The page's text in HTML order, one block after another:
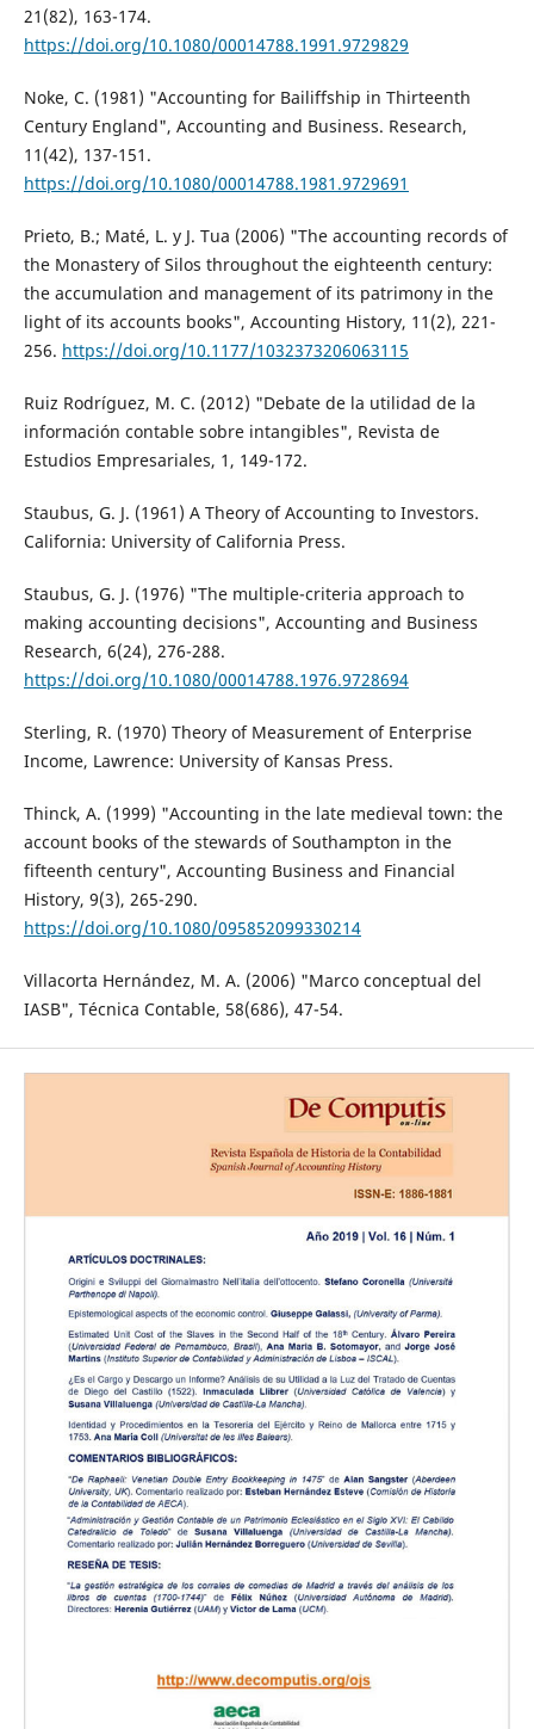
21(82), 163-174.
https://doi.org/10.1080/00014788.1991.9729829
Noke, C. (1981) "Accounting for Bailiffship in Thirteenth
Century England", Accounting and Business. Research,
11(42), 137-151.
https://doi.org/10.1080/00014788.1981.9729691
Prieto, B.; Maté, L. y J. Tua (2006) "The accounting records of
the Monastery of Silos throughout the eighteenth century:
the accumulation and management of its patrimony in the
light of its accounts books", Accounting History, 11(2), 221-
256. https://doi.org/10.1177/1032373206063115
Ruiz Rodríguez, M. C. (2012) "Debate de la utilidad de la
información contable sobre intangibles", Revista de
Estudios Empresariales, 1, 149-172.
Staubus, G. J. (1961) A Theory of Accounting to Investors.
California: University of California Press.
Staubus, G. J. (1976) "The multiple-criteria approach to
making accounting decisions", Accounting and Business
Research, 6(24), 276-288.
https://doi.org/10.1080/00014788.1976.9728694
Sterling, R. (1970) Theory of Measurement of Enterprise
Income, Lawrence: University of Kansas Press.
Thinck, A. (1999) "Accounting in the late medieval town: the
account books of the stewards of Southampton in the
fifteenth century", Accounting Business and Financial
History, 9(3), 265-290.
https://doi.org/10.1080/095852099330214
Villacorta Hernández, M. A. (2006) "Marco conceptual del
IASB", Técnica Contable, 58(686), 47-54.